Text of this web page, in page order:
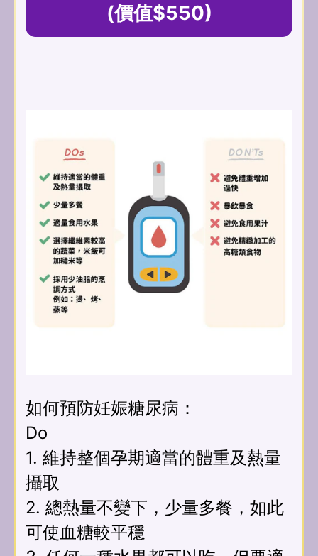
(價值$550)
如何預防妊娠糖尿病：
Do
1. 維持整個孕期適當的體重及熱量
攝取
2. 總熱量不變下，少量多餐，如此
可使血糖較平穩